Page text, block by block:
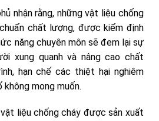
nhận rằng, những vật liệu chống
chất lượng, được kiểm định
năng chuyên môn sẽ đem lại sự
xung quanh và nâng cao chất
hạn chế các thiệt hại nghiêm
mong muốn.
vật liệu chống cháy được sản xuất